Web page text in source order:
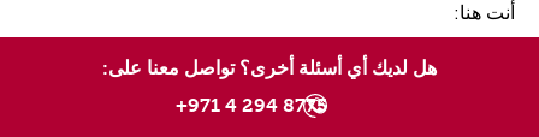
أنت هنا:
هل لديك أي أسئلة أخرى؟ تواصل معنا على:
8775 294 4 971+